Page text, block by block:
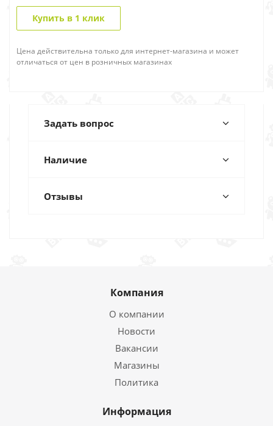
Купить в 1 клик
Цена действительна только для интернет-магазина и может
отличаться от цен в розничных магазинах
Задать вопрос
Наличие
Отзывы
Компания
О компании
Новости
Вакансии
Магазины
Политика
Информация